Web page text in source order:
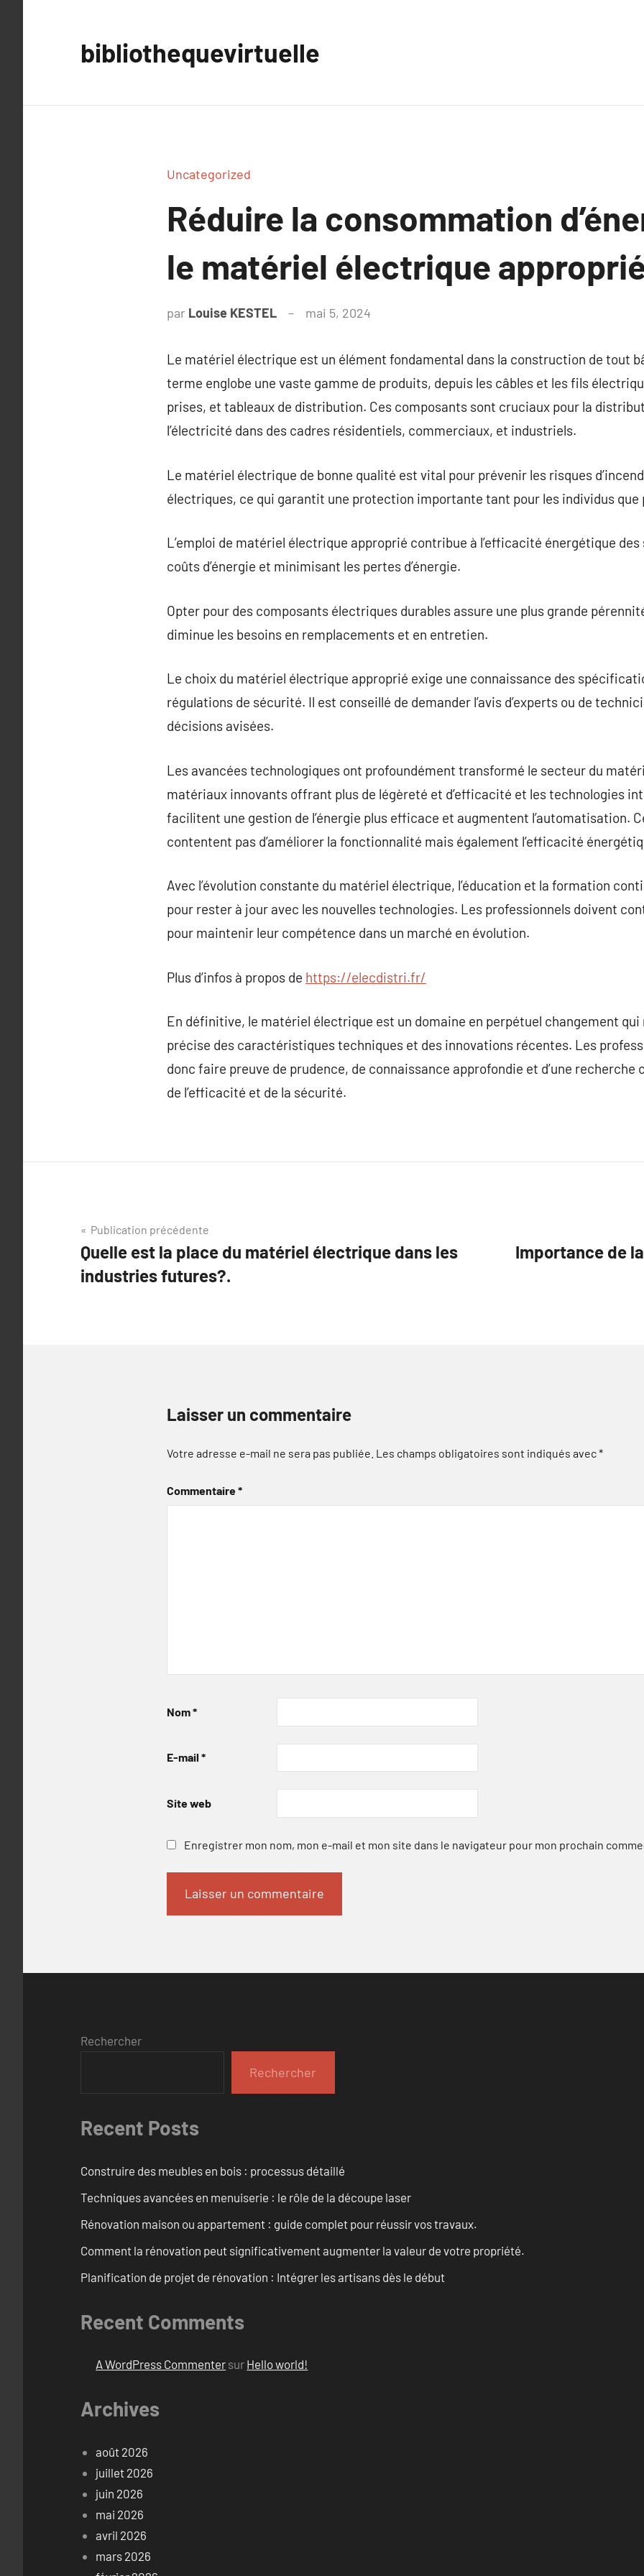
bibliothequevirtuelle
Uncategorized
Réduire la consommation
le matériel électrique
par Louise KESTEL mai 5, 2024
Le matériel électrique est un élément fondamental dans la construction de tout
terme englobe une vaste gamme de produits, depuis les câbles et les fils
prises, et tableaux de distribution. Ces composants sont cruciaux pour la
l’électricité dans des cadres résidentiels, commerciaux, et industriels.
Le matériel électrique de bonne qualité est vital pour prévenir les risques
électriques, ce qui garantit une protection importante tant pour les individus que
L’emploi de matériel électrique approprié contribue à l’efficacité énergétique
coûts d’énergie et minimisant les pertes d’énergie.
Opter pour des composants électriques durables assure une plus grande
diminue les besoins en remplacements et en entretien.
Le choix du matériel électrique approprié exige une connaissance des
régulations de sécurité. Il est conseillé de demander l’avis d’experts ou de
décisions avisées.
Les avancées technologiques ont profoundément transformé le secteur du
matériaux innovants offrant plus de légèreté et d’efficacité et les technologies
facilitent une gestion de l’énergie plus efficace et augmentent l’automatisation.
contentent pas d’améliorer la fonctionnalité mais également l’efficacité
Avec l’évolution constante du matériel électrique, l’éducation et la formation
pour rester à jour avec les nouvelles technologies. Les professionnels doivent
pour maintenir leur compétence dans un marché en évolution.
Plus d’infos à propos de https://elecdistri.fr/
En définitive, le matériel électrique est un domaine en perpétuel changement
précise des caractéristiques techniques et des innovations récentes. Les
donc faire preuve de prudence, de connaissance approfondie et d’une recherche
de l’efficacité et de la sécurité.
Navigation
de
l’article
Publication précédente
Quelle est la place du matériel électrique dans les
industries futures?.
Importance de
Laisser un commentaire
Votre adresse e-mail ne sera pas publiée. Les champs obligatoires sont indiqués avec*
Commentaire*
Nom*
E-mail *
Site web
Enregistrer mon nom, mon e-mail et mon site dans le navigateur pour mon prochain
Rechercher
Rechercher
Recent Posts
Construire des meubles en bois : processus détaillé
Techniques avancées en menuiserie : le rôle de la découpe laser
Rénovation maison ou appartement : guide complet pour réussir vos travaux.
Comment la rénovation peut significativement augmenter la valeur de votre propriété.
Planification de projet de rénovation : Intégrer les artisans dès le début
Recent Comments
A WordPress Commenter sur Hello world!
Archives
août 2026
juillet 2026
juin 2026
mai 2026
avril 2026
mars 2026